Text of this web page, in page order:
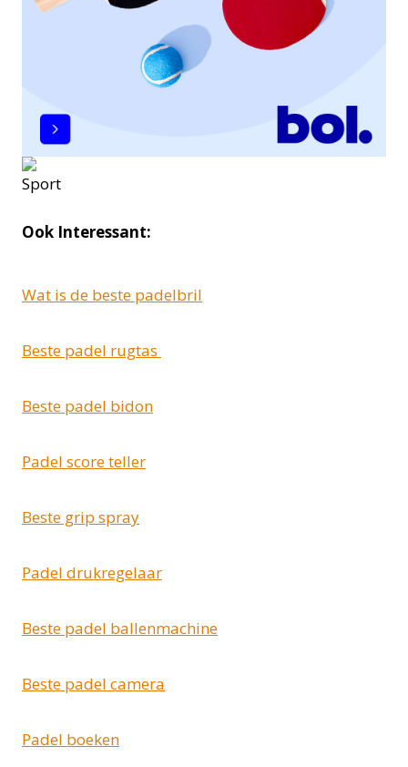
Ook Interessant:
Wat is de beste padelbril
Beste padel rugtas
Beste padel bidon
Padel score teller
Beste grip spray
Padel drukregelaar
Beste padel ballenmachine
Beste padel camera
Padel boeken